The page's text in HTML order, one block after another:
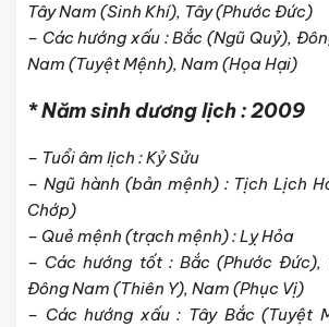
Tây Nam (Sinh Khí), Tây (Phước Đức)
– Các hướng xấu : Bắc (Ngũ Quỷ),
Nam (Tuyệt Mệnh), Nam (Họa Hại)
* Năm sinh dương lịch : 2009
– Tuổi âm lịch : Kỷ Sửu
– Ngũ hành (bản mệnh) : Tịch Lịch
Chớp)
– Quẻ mệnh (trạch mệnh) : Lỵ Hỏa
– Các hướng tốt : Bắc (Phước Đức),
Đông Nam (Thiên Y), Nam (Phục Vị)
– Các hướng xấu : Tây Bắc (Tuyệt